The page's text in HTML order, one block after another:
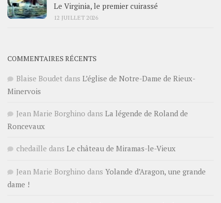
Le Virginia, le premier cuirassé
12 JUILLET 2026
COMMENTAIRES RÉCENTS
Blaise Boudet dans L’église de Notre-Dame de Rieux-
Minervois
Jean Marie Borghino dans La légende de Roland de
Roncevaux
chedaille dans Le château de Miramas-le-Vieux
Jean Marie Borghino dans Yolande d’Aragon, une grande
dame !